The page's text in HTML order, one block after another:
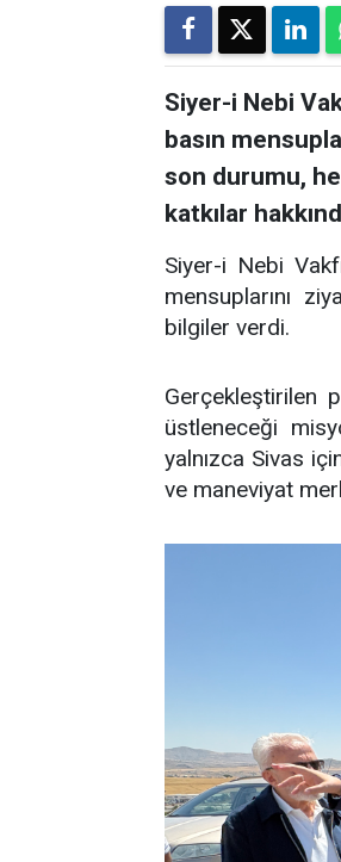
Siyer-i Nebi
basın
son durumu,
katkılar
Siyer-i Nebi
mensuplarını
bilgiler verdi.
Gerçekleştirilen
üstleneceği
yalnızca Sivas
ve maneviyat